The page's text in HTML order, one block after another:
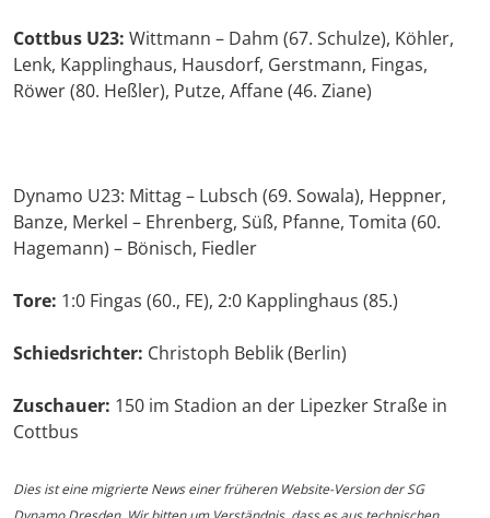
Cottbus U23: Wittmann – Dahm (67. Schulze), Köhler,
Lenk, Kapplinghaus, Hausdorf, Gerstmann, Fingas,
Röwer (80. Heßler), Putze, Affane (46. Ziane)
Dynamo U23: Mittag – Lubsch (69. Sowala), Heppner,
Banze, Merkel – Ehrenberg, Süß, Pfanne, Tomita (60.
Hagemann) – Bönisch, Fiedler
Tore: 1:0 Fingas (60., FE), 2:0 Kapplinghaus (85.)
Schiedsrichter: Christoph Beblik (Berlin)
Zuschauer: 150 im Stadion an der Lipezker Straße in
Cottbus
Dies ist eine migrierte News einer früheren Website-Version der SG